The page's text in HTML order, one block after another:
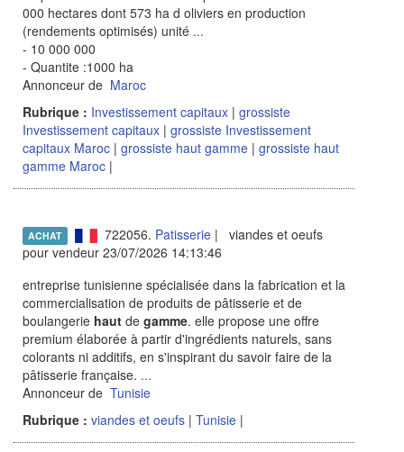
000 hectares dont 573 ha d oliviers en production
(rendements optimisés) unité ...
- 10 000 000
- Quantite :1000 ha
Annonceur de Maroc
Rubrique : Investissement capitaux | grossiste
Investissement capitaux | grossiste Investissement
capitaux Maroc | grossiste haut gamme | grossiste haut
gamme Maroc |
ACHAT 722056. Patisserie| viandes et oeufs
pour vendeur 23/07/2026 14:13:46
entreprise tunisienne spécialisée dans la fabrication et la
commercialisation de produits de pâtisserie et de
boulangerie haut de gamme. elle propose une offre
premium élaborée à partir d'ingrédients naturels, sans
colorants ni additifs, en s'inspirant du savoir faire de la
pâtisserie française. ...
Annonceur de Tunisie
Rubrique : viandes et oeufs | Tunisie |